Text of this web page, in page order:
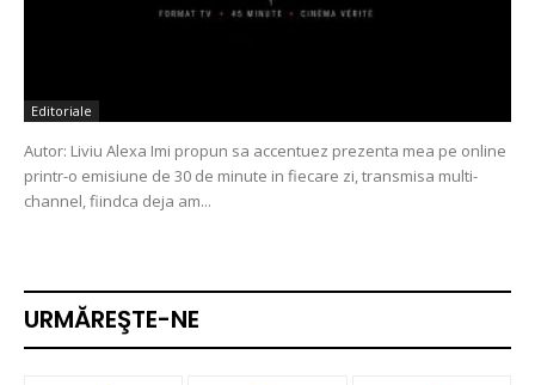
Editoriale
Autor: Liviu Alexa Imi propun sa accentuez prezenta mea pe online
printr-o emisiune de 30 de minute in fiecare zi, transmisa multi-
channel, fiindca deja am...
URMĂREŞTE-NE